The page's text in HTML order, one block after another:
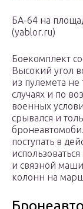
БА-64 на
(yablor.ru)
Боекомплект
Высокий угол
из пулемета
случаях и по
военных
срывался и
поступать в
и связной
колонн на